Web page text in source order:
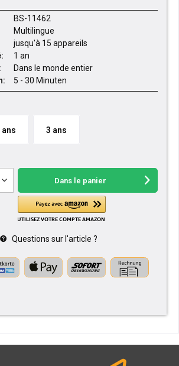
BS-11462
Multilingue
jusqu'à 15 appareils
1 an
Dans le monde entier
5 - 30 Minuten
ans 3 ans
Dans le panier
Questions sur l'article ?